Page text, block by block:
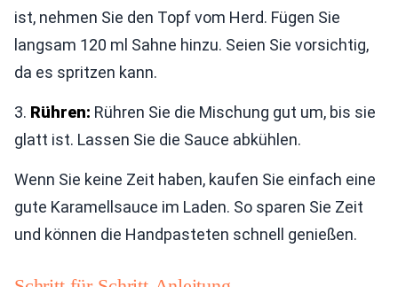
ist, nehmen Sie den Topf vom Herd. Fügen Sie
langsam 120 ml Sahne hinzu. Seien Sie vorsichtig,
da es spritzen kann.
3. Rühren: Rühren Sie die Mischung gut um, bis sie
glatt ist. Lassen Sie die Sauce abkühlen.
Wenn Sie keine Zeit haben, kaufen Sie einfach eine
gute Karamellsauce im Laden. So sparen Sie Zeit
und können die Handpasteten schnell genießen.